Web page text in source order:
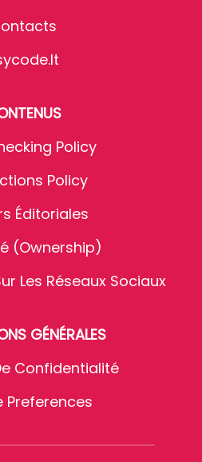
Policy
Policy
Éditoriales
(Ownership)
Les Réseaux Sociaux
GÉNÉRALES
Confidentialité
Preferences